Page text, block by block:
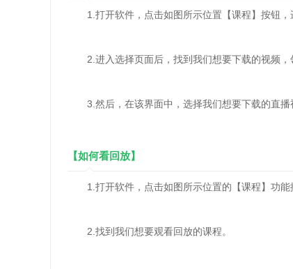
1.打开软件，点击如图所示位置【课程】按钮，
2.进入选择页面后，找到我们想要下载的视频，
3.然后，在该界面中，选择我们想要下载的直播
【如何看回放】
1.打开软件，点击如图所示位置的【课程】功能
2.找到我们想要观看回放的课程。